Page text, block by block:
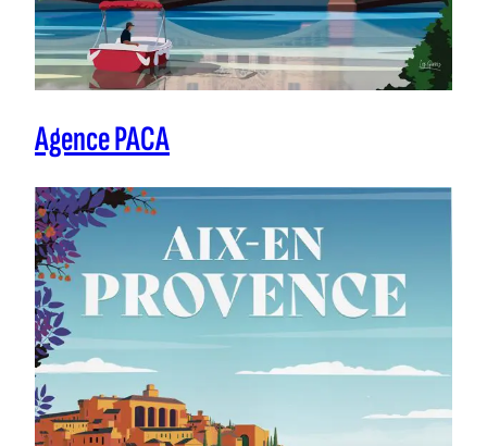
Agence PACA